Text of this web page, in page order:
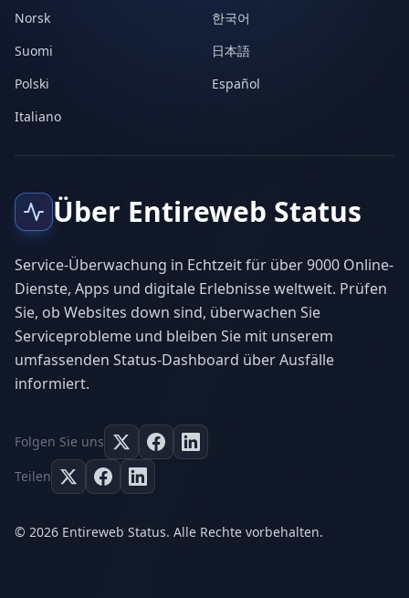
Norsk
한국어
Suomi
日本語
Polski
Español
Italiano
Über Entireweb Status
Service-Überwachung in Echtzeit für über 9000 Online-
Dienste, Apps und digitale Erlebnisse weltweit. Prüfen
Sie, ob Websites down sind, überwachen Sie
Serviceprobleme und bleiben Sie mit unserem
umfassenden Status-Dashboard über Ausfälle
informiert.
Folgen Sie uns
Teilen
© 2026 Entireweb Status. Alle Rechte vorbehalten.